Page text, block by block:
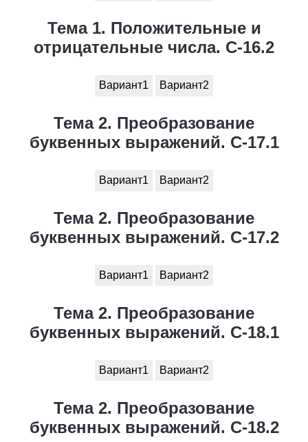
Тема 1. Положительные и
отрицательные числа. С-16.2
Вариант1 Вариант2
Тема 2. Преобразование
буквенных выражений. С-17.1
Вариант1 Вариант2
Тема 2. Преобразование
буквенных выражений. С-17.2
Вариант1 Вариант2
Тема 2. Преобразование
буквенных выражений. С-18.1
Вариант1 Вариант2
Тема 2. Преобразование
буквенных выражений. С-18.2